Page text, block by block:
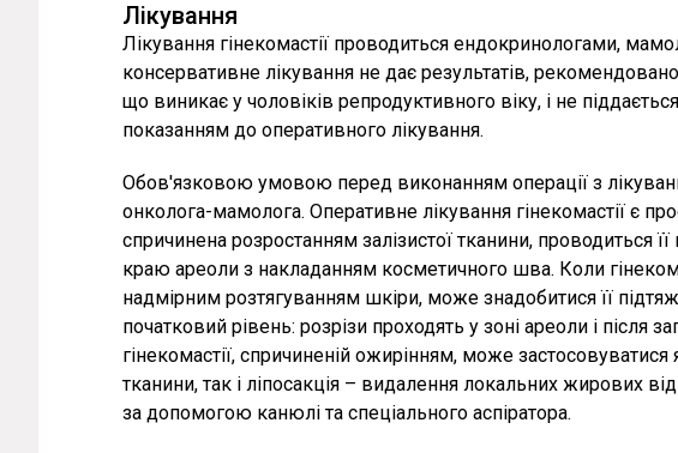
Лікування
Лікування гінекомастії проводиться ендокринологами,
консервативне лікування не дає результатів,
що виникає у чоловіків репродуктивного віку, і не
показанням до оперативного лікування.
Обов'язковою умовою перед виконанням операції з
онколога-мамолога. Оперативне лікування гінекомастії є
спричинена розростанням залізистої тканини, проводиться
краю ареоли з накладанням косметичного шва. Коли
надмірним розтягуванням шкіри, може знадобитися її
початковий рівень: розрізи проходять у зоні ареоли і після
гінекомастії, спричиненій ожирінням, може
тканини, так і ліпосакція – видалення локальних жирових
за допомогою канюлі та спеціального аспіратора.